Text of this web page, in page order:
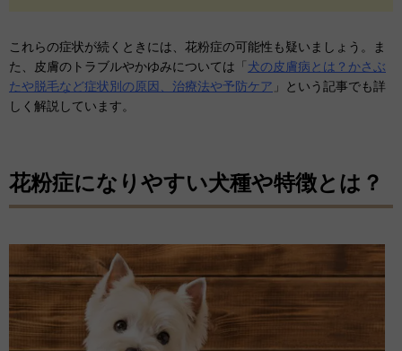
これらの症状が続くときには、花粉症の可能性も疑いましょう。ま
た、皮膚のトラブルやかゆみについては「犬の皮膚病とは？かさぶ
たや脱毛など症状別の原因、治療法や予防ケア 」という記事でも詳
しく解説しています。
花粉症になりやすい犬種や特徴とは？